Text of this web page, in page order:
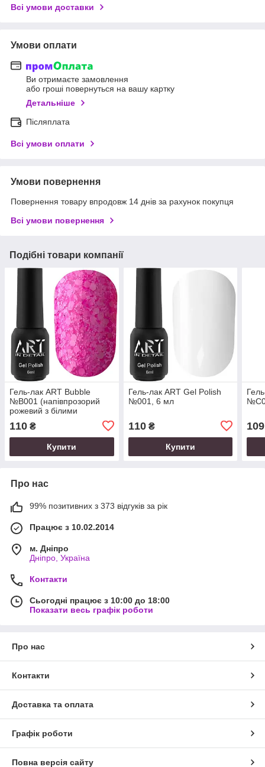
Всі умови доставки
Умови оплати
Ви отримаєте замовлення
або гроші повернуться на вашу картку
Детальніше
Післяплата
Всі умови оплати
Умови повернення
Повернення товару впродовж 14 днів за рахунок покупця
Всі умови повернення
Подібні товари компанії
Гель-лак ART Bubble
№B001 (напівпрозорий
рожевий з білими
110 ₴
Купити
Гель-лак ART Gel Polish
№001, 6 мл
110₴
Купити
109
Про нас
99% позитивних з 373 відгуків за рік
Працює з 10.02.2014
м. Дніпро
Дніпро, Україна
Контакти
Сьогодні працює з 10:00 до 18:00
Показати весь графік роботи
Про нас
Контакти
Доставка та оплата
Графік роботи
Повна версія сайту